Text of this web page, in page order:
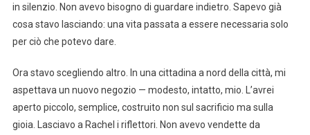
in silenzio. Non avevo bisogno di guardare indietro. Sapevo già
cosa stavo lasciando: una vita passata a essere necessaria solo
per ciò che potevo dare.
Ora stavo scegliendo altro. In una cittadina a nord della città, mi
aspettava un nuovo negozio — modesto, intatto, mio. L’avrei
aperto piccolo, semplice, costruito non sul sacrificio ma sulla
gioia. Lasciavo a Rachel i riflettori. Non avevo vendette da